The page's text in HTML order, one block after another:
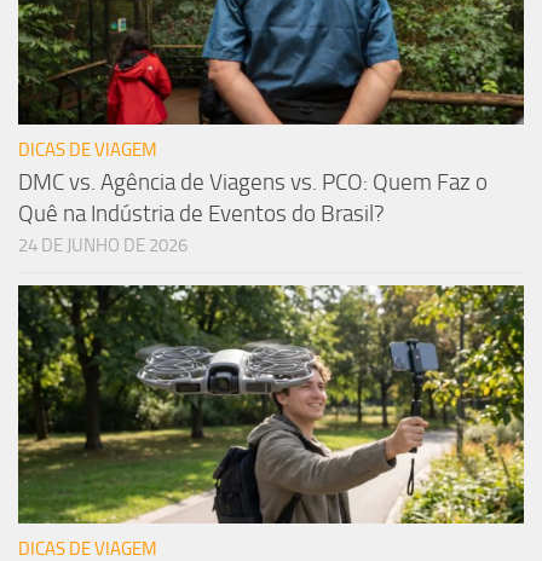
DICAS DE VIAGEM
DMC vs. Agência de Viagens vs. PCO: Quem Faz o
Quê na Indústria de Eventos do Brasil?
24 DE JUNHO DE 2026
DICAS DE VIAGEM